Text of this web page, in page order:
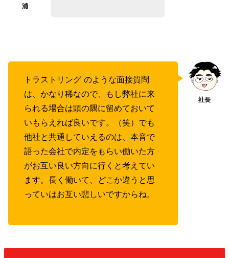
トラストリング のような面接質問
は、かなり稀なので、もし弊社に来
られる場合は頭の隅に留めておいて
いもらえれば良いです。（笑）でも
他社と共通していえるのは、本音で
語った会社で内定をもらい働いた方
がお互い良い方向に行くと考えてい
ます。長く働いて、どこか違うと思
っていはお互い悲しいですからね。